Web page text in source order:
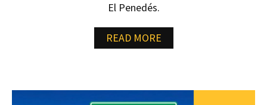
El Penedés.
READ MORE